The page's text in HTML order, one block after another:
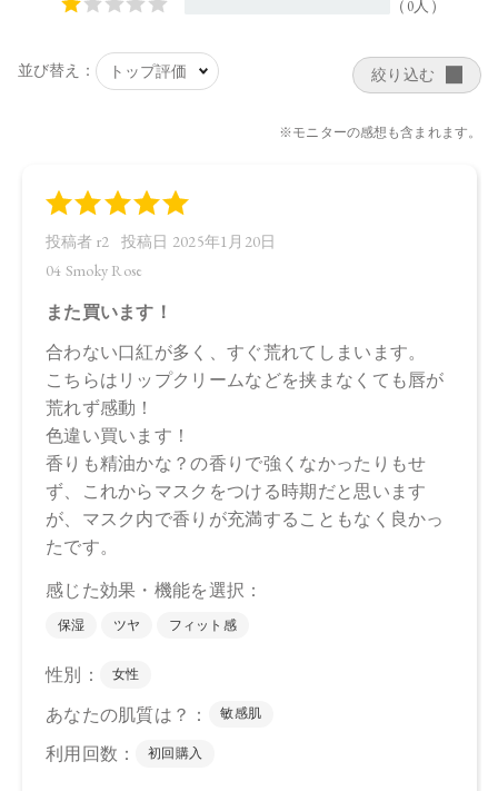
ソステアリン酸ソルビタン（小麦由来）、エチルヘキサン酸
油、ベルガモット果実油、ニオイテンジクアオイ油、アオモ
ジ果実油、イランイラン花油、リンゴ酸、水、BG、エタノー
リンゴ酸ジイソステアリル、スクワラン、酸化チタン、酸化
ウ、酸化スズ、ホウケイ酸（Ca／Al）
【原産国】
日本
【メーカー品番】
店舗でお問い合わせの際には、下記品番をお伝え下さい。
01：4570106739877
02：4570106739884
03：4570106739891
04：4570106739907
【店舗発売日】
CosmeKitchen 2025/1/10
Biople 2025/1/10
※店舗での取り扱いや詳しい在庫状況につきましては、各店
舗にお問い合わせください。
承ください。
※通常はご注文より１～３営業日での発送となります。
商品によっては、お届けまで１～２週間かかる場合がござい